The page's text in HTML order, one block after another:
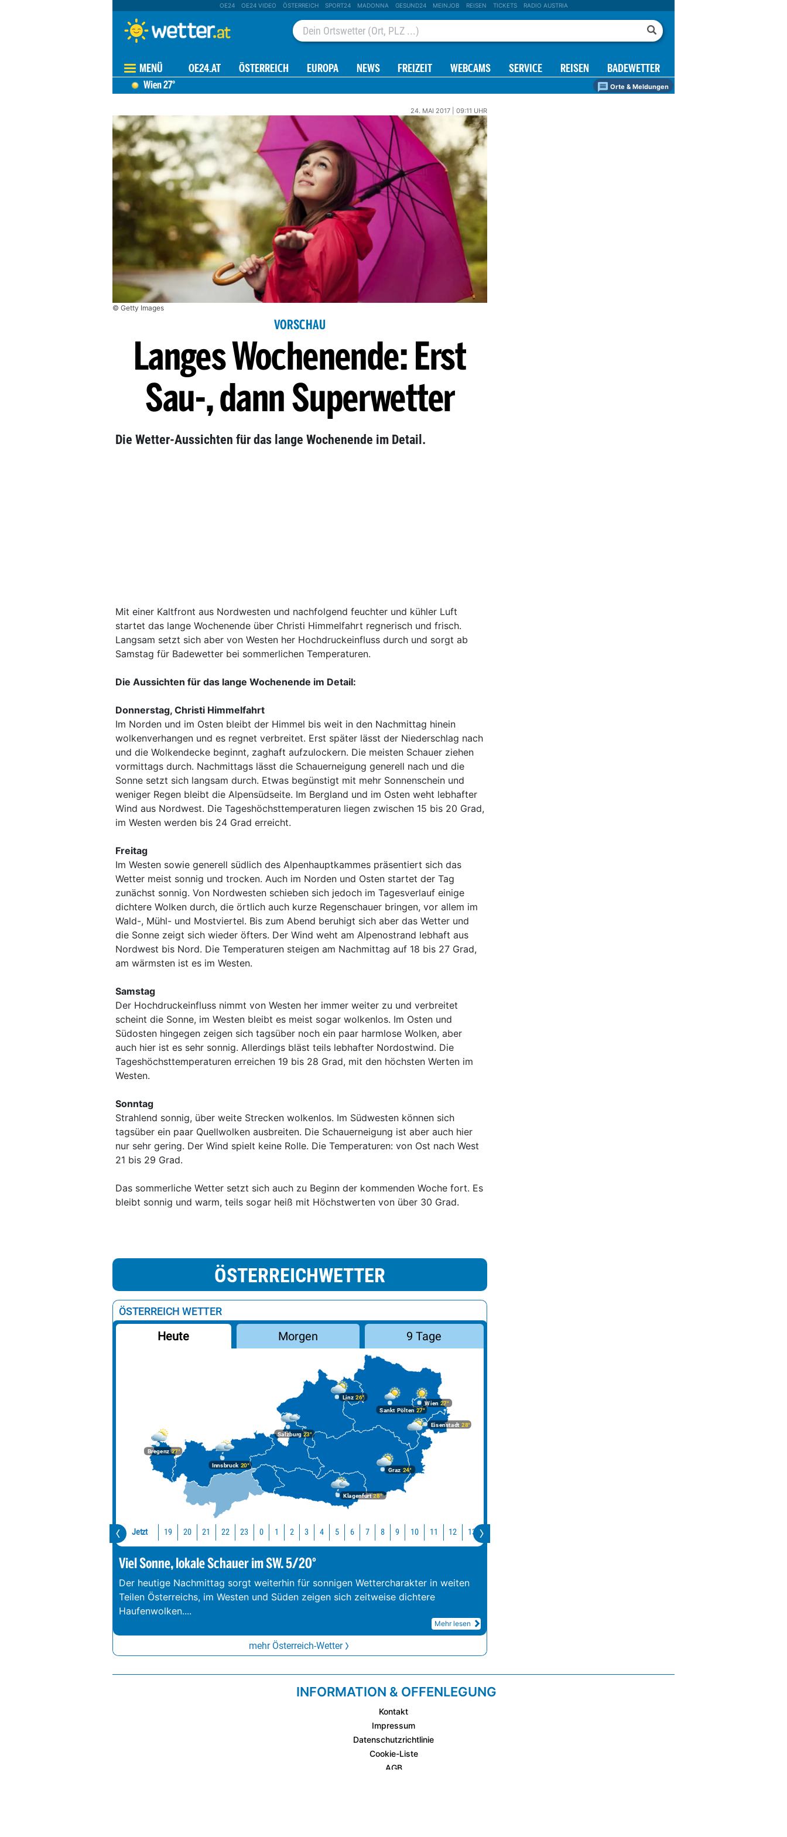
OE24 OE24 VIDEO ÖSTERREICH SPORT24 MADONNA GESUND24 MEINJOB REISEN TICKETS RADIO AUSTRIA
MENÜ OE24.AT ÖSTERREICH EUROPA NEWS FREIZEIT WEBCAMS SERVICE REISEN BADEWETTER
Wien27° Orte & Meldungen
24. MAI 2017 | 09:11 UHR
© Getty Images
VORSCHAU
Langes Wochenende: Erst
Sau-, dann Superwetter
Die Wetter-Aussichten für das lange Wochenende im Detail.
Mit einer Kaltfront aus Nordwesten und nachfolgend feuchter und kühler Luft
startet das lange Wochenende über Christi Himmelfahrt regnerisch und frisch.
Langsam setzt sich aber von Westen her Hochdruckeinfluss durch und sorgt ab
Samstag für Badewetter bei sommerlichen Temperaturen.
Die Aussichten für das lange Wochenende im Detail:
Donnerstag, Christi Himmelfahrt
Im Norden und im Osten bleibt der Himmel bis weit in den Nachmittag hinein
wolkenverhangen und es regnet verbreitet. Erst später lässt der Niederschlag nach
und die Wolkendecke beginnt, zaghaft aufzulockern. Die meisten Schauer ziehen
vormittags durch. Nachmittags lässt die Schauerneigung generell nach und die
Sonne setzt sich langsam durch. Etwas begünstigt mit mehr Sonnenschein und
weniger Regen bleibt die Alpensüdseite. Im Bergland und im Osten weht lebhafter
Wind aus Nordwest. Die Tageshöchsttemperaturen liegen zwischen 15 bis 20 Grad,
im Westen werden bis 24 Grad erreicht.
Freitag
Im Westen sowie generell südlich des Alpenhauptkammes präsentiert sich das
Wetter meist sonnig und trocken. Auch im Norden und Osten startet der Tag
zunächst sonnig. Von Nordwesten schieben sich jedoch im Tagesverlauf einige
dichtere Wolken durch, die örtlich auch kurze Regenschauer bringen, vor allem im
Wald-, Mühl- und Mostviertel. Bis zum Abend beruhigt sich aber das Wetter und
die Sonne zeigt sich wieder öfters. Der Wind weht am Alpenostrand lebhaft aus
Nordwest bis Nord. Die Temperaturen steigen am Nachmittag auf 18 bis 27 Grad,
am wärmsten ist es im Westen.
Samstag
Der Hochdruckeinfluss nimmt von Westen her immer weiter zu und verbreitet
scheint die Sonne, im Westen bleibt es meist sogar wolkenlos. Im Osten und
Südosten hingegen zeigen sich tagsüber noch ein paar harmlose Wolken, aber
auch hier ist es sehr sonnig. Allerdings bläst teils lebhafter Nordostwind. Die
Tageshöchsttemperaturen erreichen 19 bis 28 Grad, mit den höchsten Werten im
Westen.
Sonntag
Strahlend sonnig, über weite Strecken wolkenlos. Im Südwesten können sich
tagsüber ein paar Quellwolken ausbreiten. Die Schauerneigung ist aber auch hier
nur sehr gering. Der Wind spielt keine Rolle. Die Temperaturen: von Ost nach West
21 bis 29 Grad.
Das sommerliche Wetter setzt sich auch zu Beginn der kommenden Woche fort. Es
bleibt sonnig und warm, teils sogar heiß mit Höchstwerten von über 30 Grad.
ÖSTERREICHWETTER
ÖSTERREICH WETTER
Heute Morgen 9 Tage
Bregenz27°
Graz 24°
Innsbruck20°
Klagenfurt28°
Linz 26°
Salzburg23°
Wien 27°
Eisenstadt 28°
Sankt Pölten 27°
Jetzt 19 20 21 22 23 0 1 2 3 4 5 6 7 8 9 10 11 12 13
Viel Sonne, lokale Schauer im SW. 5/20°
Der heutige Nachmittag sorgt weiterhin für sonnigen Wettercharakter in weiten
Teilen Österreichs, im Westen und Süden zeigen sich zeitweise dichtere
Haufenwolken....
Mehr lesen
mehr Österreich-Wetter
INFORMATION & OFFENLEGUNG
Kontakt
Impressum
Datenschutzrichtlinie
Cookie-Liste
AGB